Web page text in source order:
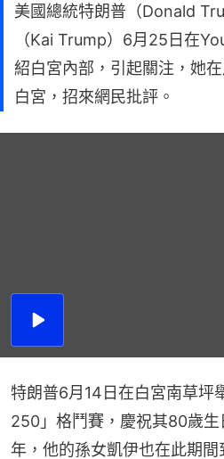
美國總統特朗普（Donald
（Kai Trump）6月25日在
紹白宮內部，引起關注，她
白宮，招來網民批評。
播
特朗普6月14日在白宮南草坪
250」格鬥賽，慶祝其80歲
年，他的孫女凱伊也在此期